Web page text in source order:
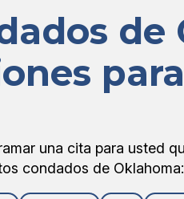
de
una cita para usted
condados de